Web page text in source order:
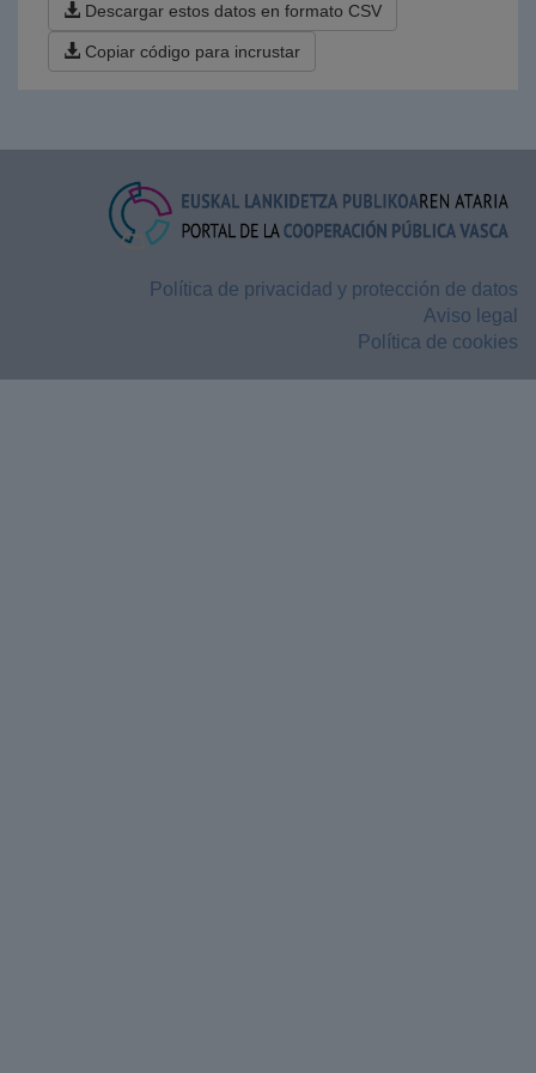
Descargar estos datos en formato CSV
Copiar código para incrustar
Política de privacidad y protección de datos
Aviso legal
Política de cookies